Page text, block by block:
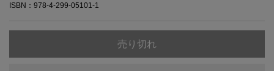
ISBN：978-4-299-05101-1
売り切れ